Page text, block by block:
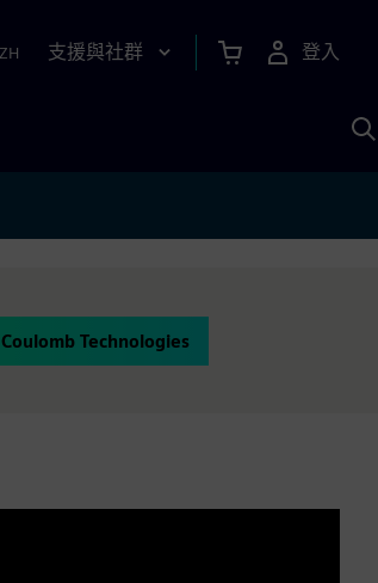
ZH 支援與社群 登入
Coulomb Technologies